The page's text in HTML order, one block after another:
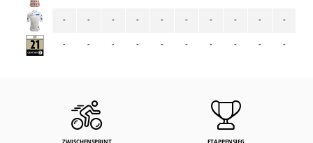
-
-
-
-
-
-
-
-
-
-
-
-
-
-
-
-
-
-
-
-
ZWISCHENSPRINT ETAPPENSIEG